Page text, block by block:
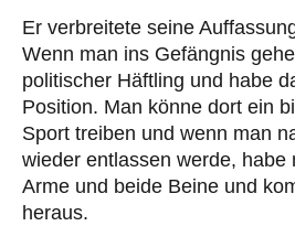
Er verbreitete seine
Wenn man ins Gefängnis
politischer Häftling und habe
Position. Man könne dort ein
Sport treiben und wenn man
wieder entlassen werde, habe
Arme und beide Beine und
heraus.